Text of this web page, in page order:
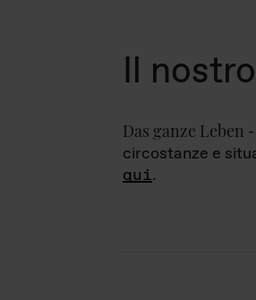
Il nostro
Das ganze Leben
circostanze e
qui.